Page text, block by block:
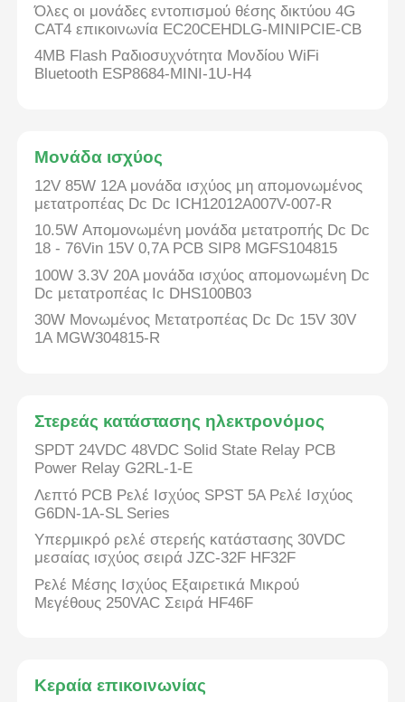
Όλες οι μονάδες εντοπισμού θέσης δικτύου 4G
CAT4 επικοινωνία EC20CEHDLG-MINIPCIE-CB
4MB Flash Ραδιοσυχνότητα Μονδίου WiFi
Bluetooth ESP8684-MINI-1U-H4
Μονάδα ισχύος
12V 85W 12A μονάδα ισχύος μη απομονωμένος
μετατροπέας Dc Dc ICH12012A007V-007-R
10.5W Απομονωμένη μονάδα μετατροπής Dc Dc
18 - 76Vin 15V 0,7A PCB SIP8 MGFS104815
100W 3.3V 20A μονάδα ισχύος απομονωμένη Dc
Dc μετατροπέας Ic DHS100B03
30W Μονωμένος Μετατροπέας Dc Dc 15V 30V
1A MGW304815-R
Στερεάς κατάστασης ηλεκτρονόμος
SPDT 24VDC 48VDC Solid State Relay PCB
Power Relay G2RL-1-E
Λεπτό PCB Ρελέ Ισχύος SPST 5A Ρελέ Ισχύος
G6DN-1A-SL Series
Υπερμικρό ρελέ στερεής κατάστασης 30VDC
μεσαίας ισχύος σειρά JZC-32F HF32F
Ρελέ Μέσης Ισχύος Εξαιρετικά Μικρού
Μεγέθους 250VAC Σειρά HF46F
Κεραία επικοινωνίας